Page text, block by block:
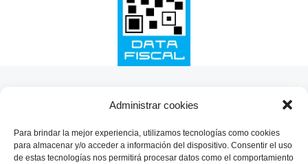
Administrar cookies
Para brindar la mejor experiencia, utilizamos tecnologías como cookies
para almacenar y/o acceder a información del dispositivo. Consentir el uso
de estas tecnologías nos permitirá procesar datos como el comportamiento